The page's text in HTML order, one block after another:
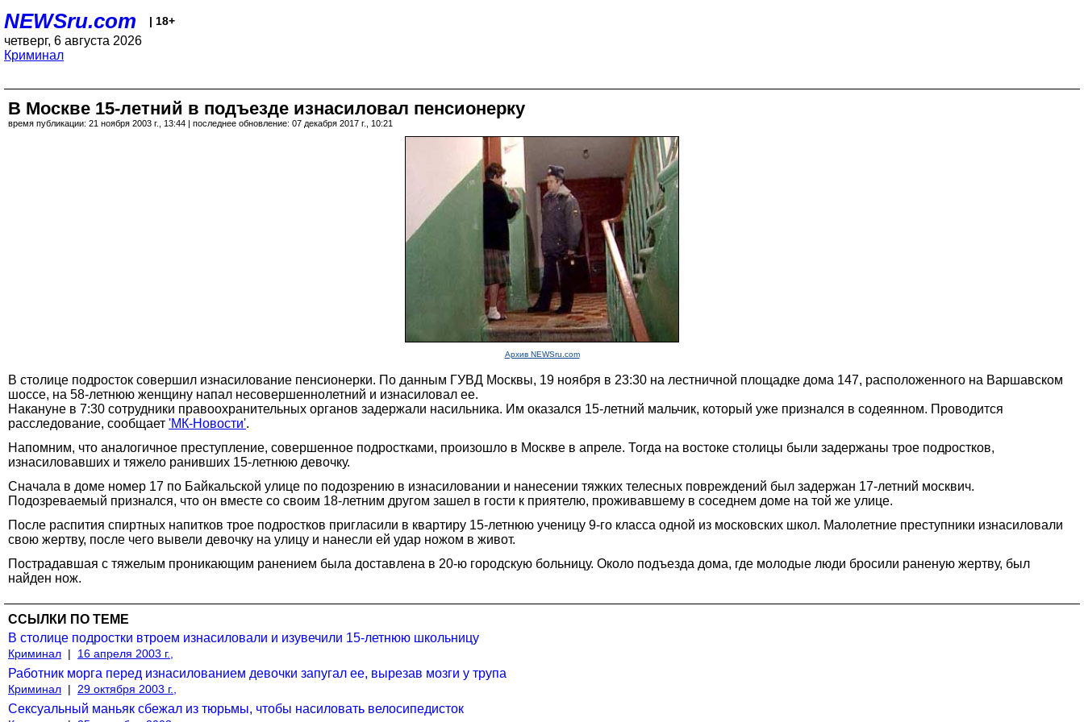
NEWSru.com | 18+
четверг, 6 августа 2026
Криминал
В Москве 15-летний в подъезде изнасиловал пенсионерку
время публикации: 21 ноября 2003 г., 13:44 | последнее обновление: 07 декабря 2017 г., 10:21
Архив NEWSru.com
В столице подросток совершил изнасилование пенсионерки. По данным ГУВД Москвы, 19 ноября в 23:30 на лестничной площадке дома 147, расположенного на Варшавском
шоссе, на 58-летнюю женщину напал несовершеннолетний и изнасиловал ее.
Накануне в 7:30 сотрудники правоохранительных органов задержали насильника. Им оказался 15-летний мальчик, который уже признался в содеянном. Проводится
расследование, сообщает 'МК-Новости'.
Напомним, что аналогичное преступление, совершенное подростками, произошло в Москве в апреле. Тогда на востоке столицы были задержаны трое подростков,
изнасиловавших и тяжело ранивших 15-летнюю девочку.
Сначала в доме номер 17 по Байкальской улице по подозрению в изнасиловании и нанесении тяжких телесных повреждений был задержан 17-летний москвич.
Подозреваемый признался, что он вместе со своим 18-летним другом зашел в гости к приятелю, проживавшему в соседнем доме на той же улице.
После распития спиртных напитков трое подростков пригласили в квартиру 15-летнюю ученицу 9-го класса одной из московских школ. Малолетние преступники изнасиловали
свою жертву, после чего вывели девочку на улицу и нанесли ей удар ножом в живот.
Пострадавшая с тяжелым проникающим ранением была доставлена в 20-ю городскую больницу. Около подъезда дома, где молодые люди бросили раненую жертву, был
найден нож.
ССЫЛКИ ПО ТЕМЕ
В столице подростки втроем изнасиловали и изувечили 15-летнюю школьницу
Криминал | 16 апреля 2003 г.,
Работник морга перед изнасилованием девочки запугал ее, вырезав мозги у трупа
Криминал | 29 октября 2003 г.,
Сексуальный маньяк сбежал из тюрьмы, чтобы насиловать велосипедисток